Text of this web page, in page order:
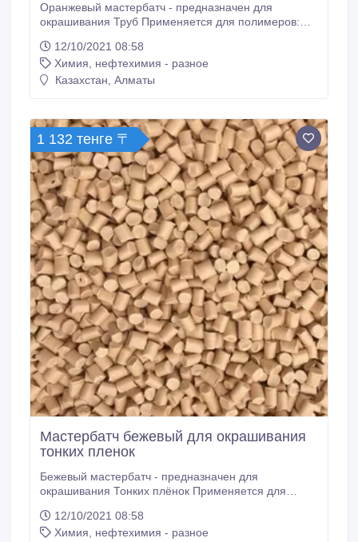
Оранжевый мастербатч - предназначен для
окрашивания Труб Применяется для полимеров:
Цветные суперконцентраты категории «эксперт»
превосходно распределяются в полимере,
обладают высокой яркостью и плотной
излучению и атмосферным воздействиям.
12/10/2021 08:58
Химия, нефтехимия - разное
Казахстан, Алматы
1 132 тенге 〒
Мастербатч бежевый для окрашивания
тонких пленок
Бежевый мастербатч - предназначен для
окрашивания Тонких плёнок Применяется для
экструзии. Цветные суперконцентраты категории
«эксперт» превосходно распределяются в
12/10/2021 08:58
Химия, нефтехимия - разное